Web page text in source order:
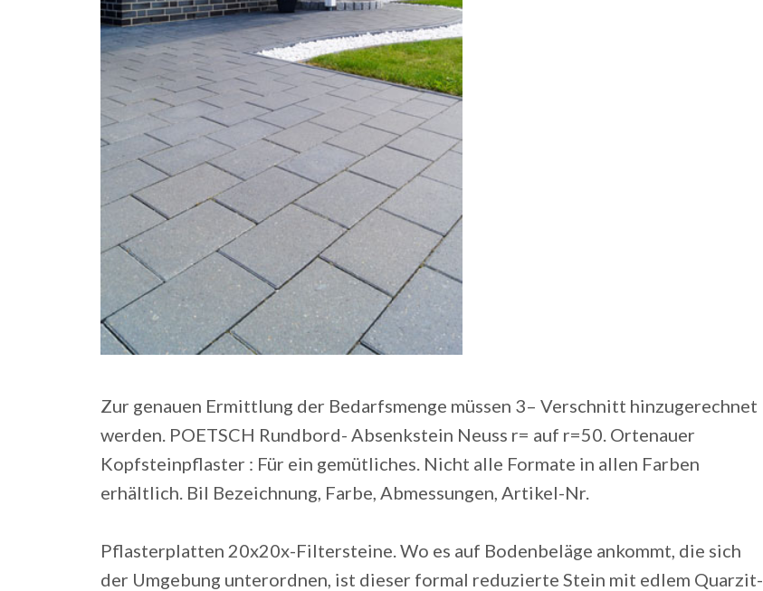
Zur genauen Ermittlung der Bedarfsmenge müssen 3– Verschnitt hinzugerechnet
werden. POETSCH Rundbord- Absenkstein Neuss r= auf r=50. Ortenauer
Kopfsteinpflaster : Für ein gemütliches. Nicht alle Formate in allen Farben
erhältlich. Bil Bezeichnung, Farbe, Abmessungen, Artikel-Nr.
Pflasterplatten 20x20x-Filtersteine. Wo es auf Bodenbeläge ankommt, die sich
der Umgebung unterordnen, ist dieser formal reduzierte Stein mit edlem Quarzit-